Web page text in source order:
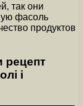
так они
фасоль
продуктов
рецепт
і